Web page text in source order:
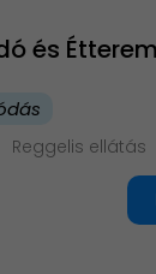
és
Reggelis ellátás